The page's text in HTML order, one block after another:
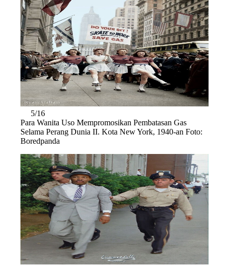
5/16
Para Wanita Uso Mempromosikan Pembatasan Gas
Selama Perang Dunia II. Kota New York, 1940-an Foto:
Boredpanda